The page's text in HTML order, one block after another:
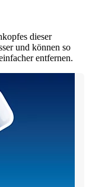
dieser
und können so
entfernen.